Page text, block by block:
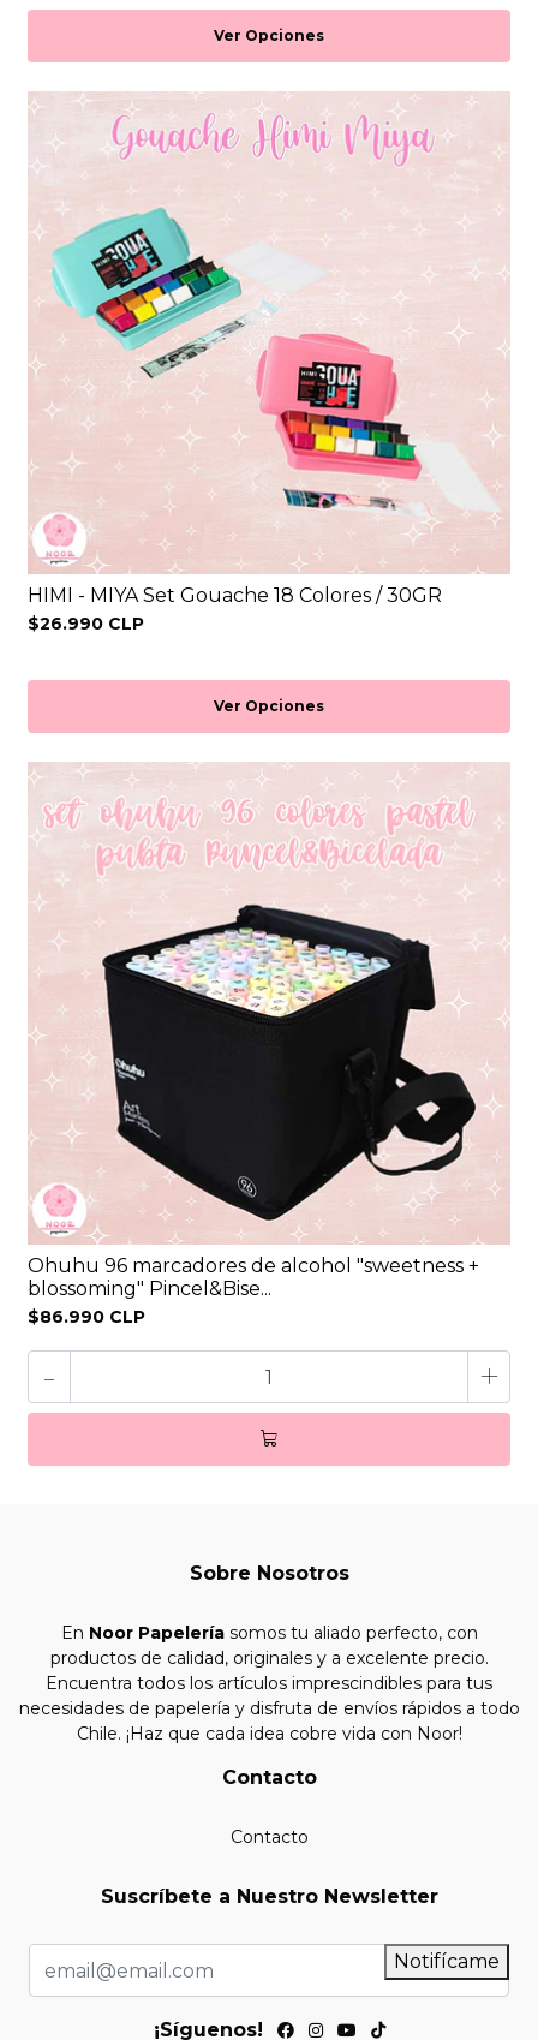
Ver Opciones
HIMI - MIYA Set Gouache 18 Colores / 30GR
$26.990 CLP
Ver Opciones
Ohuhu 96 marcadores de alcohol "sweetness +
blossoming" Pincel&Bise...
$86.990 CLP
- +
Sobre Nosotros
En Noor Papeleríasomos tu aliado perfecto, con
productos de calidad, originales y a excelente precio.
Encuentra todos los artículos imprescindibles para tus
necesidades de papelería y disfruta de envíos rápidos a todo
Chile. ¡Haz que cada idea cobre vida con Noor!
Contacto
Contacto
Suscríbete a Nuestro Newsletter
Notifícame
¡Síguenos!